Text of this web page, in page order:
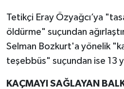
Tetikçi Eray Özyağcı’ya
öldürme" suçundan
Selman Bozkurt'a yönelik
teşebbüs" suçundan ise 13
KAÇMAYI SAĞLAYAN